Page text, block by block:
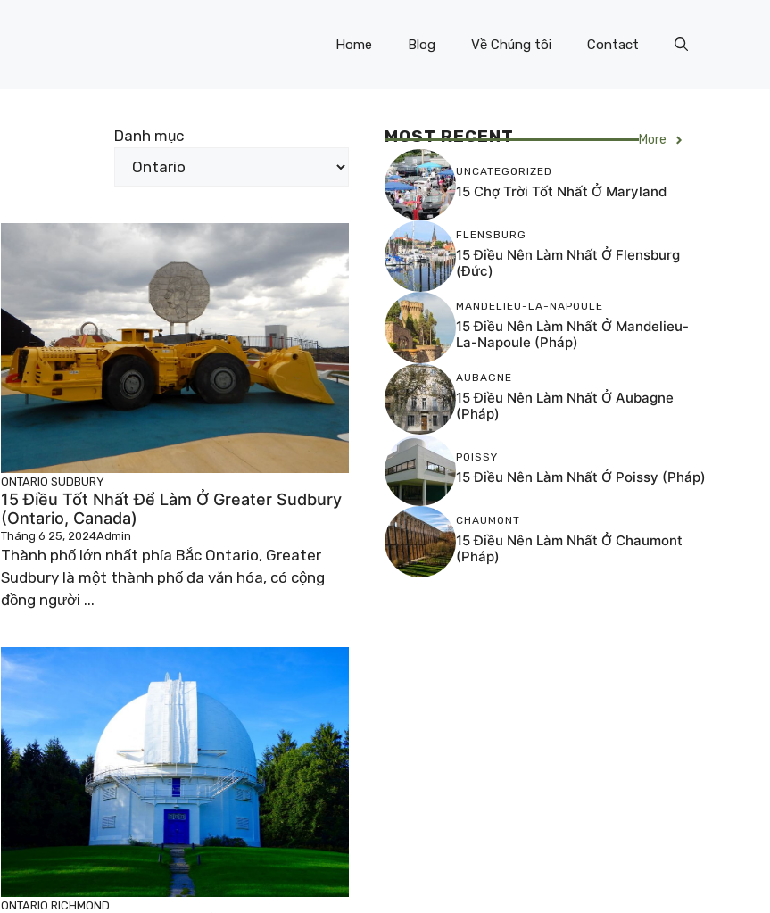
Home Blog Về Chúng tôi Contact
Danh mục
ONTARIO SUDBURY
15 Điều Tốt Nhất Để Làm Ở Greater Sudbury
(Ontario, Canada)
Tháng 6 25, 2024Admin
Thành phố lớn nhất phía Bắc Ontario, Greater
Sudbury là một thành phố đa văn hóa, có cộng
đồng người ...
ONTARIO RICHMOND
MOST RECENT More
UNCATEGORIZED
15 Chợ Trời Tốt Nhất Ở Maryland
FLENSBURG
15 Điều Nên Làm Nhất Ở Flensburg
(Đức)
MANDELIEU-LA-NAPOULE
15 Điều Nên Làm Nhất Ở Mandelieu-
La-Napoule (Pháp)
AUBAGNE
15 Điều Nên Làm Nhất Ở Aubagne
(Pháp)
POISSY
15 Điều Nên Làm Nhất Ở Poissy (Pháp)
CHAUMONT
15 Điều Nên Làm Nhất Ở Chaumont
(Pháp)